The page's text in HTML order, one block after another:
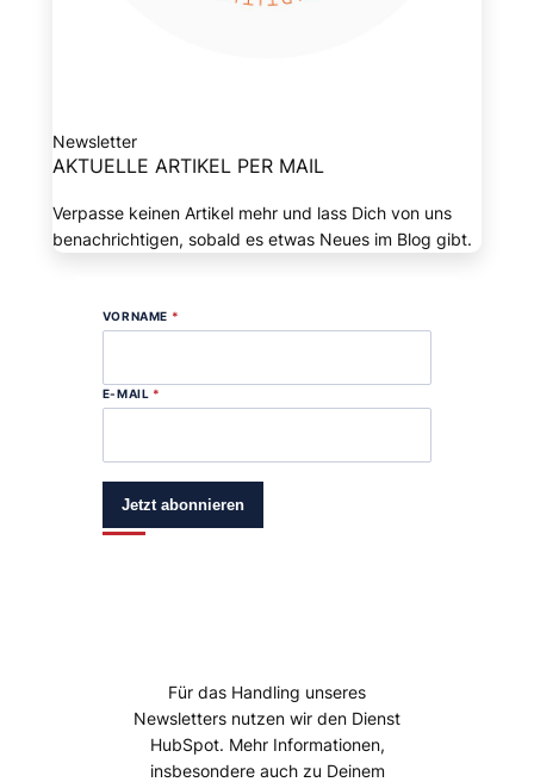
Newsletter
AKTUELLE ARTIKEL PER MAIL
Verpasse keinen Artikel mehr und lass Dich von uns
benachrichtigen, sobald es etwas Neues im Blog gibt.
VORNAME *
E-MAIL *
Jetzt abonnieren
Für das Handling unseres
Newsletters nutzen wir den Dienst
HubSpot. Mehr Informationen,
insbesondere auch zu Deinem